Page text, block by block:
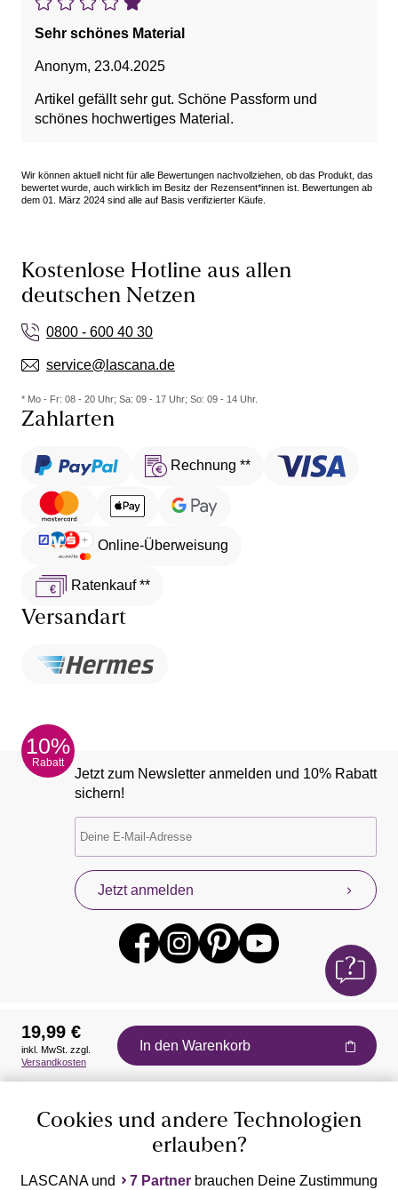
Sehr schönes Material
Anonym, 23.04.2025
Artikel gefällt sehr gut. Schöne Passform und
schönes hochwertiges Material.
Wir können aktuell nicht für alle Bewertungen nachvollziehen, ob das Produkt, das
bewertet wurde, auch wirklich im Besitz der Rezensent*innen ist. Bewertungen ab
dem 01. März 2024 sind alle auf Basis verifizierter Käufe.
Kostenlose Hotline aus allen
deutschen Netzen
0800 - 600 40 30
service@lascana.de
* Mo - Fr: 08 - 20 Uhr; Sa: 09 - 17 Uhr; So: 09 - 14 Uhr.
Zahlarten
Rechnung **
Online-Überweisung
Ratenkauf **
Versandart
10%
Rabatt
Jetzt zum Newsletter anmelden und 10% Rabatt
sichern!
Jetzt anmelden
Auszeichnungen
19,99 €
inkl. MwSt. zzgl.
Versandkosten
In den Warenkorb
Cookies und andere Technologien
erlauben?
LASCANA und 7 Partner brauchen Deine Zustimmung